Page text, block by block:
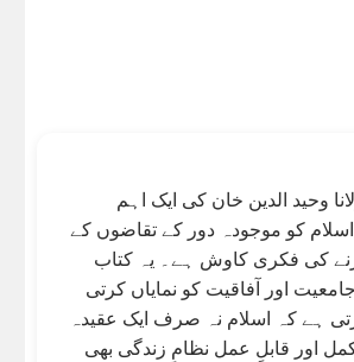
کو موجودہ دور کے تقاضوں کے
کی فکری کاوش ہے۔ یہ کتاب
اور آفاقیت کو نمایاں کرتی
ہے کہ اسلام نہ صرف ایک عقیدہ
اور قابلِ عمل نظامِ زندگی بھی